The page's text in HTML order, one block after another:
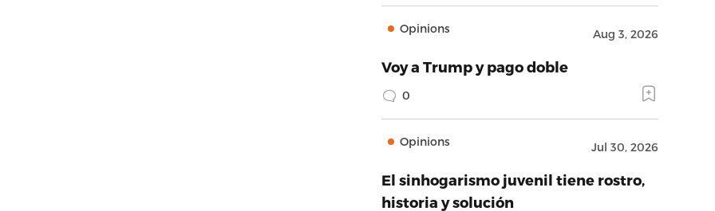
Opinions Aug 3, 2026
Voy a Trump y pago doble
0
Opinions Jul 30, 2026
El sinhogarismo juvenil tiene rostro,
historia y solución